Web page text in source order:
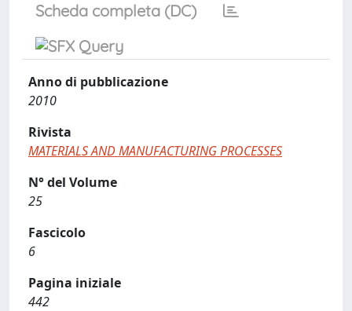
Scheda completa (DC)
Anno di pubblicazione
2010
Rivista
MATERIALS AND MANUFACTURING PROCESSES
N° del Volume
25
Fascicolo
6
Pagina iniziale
442